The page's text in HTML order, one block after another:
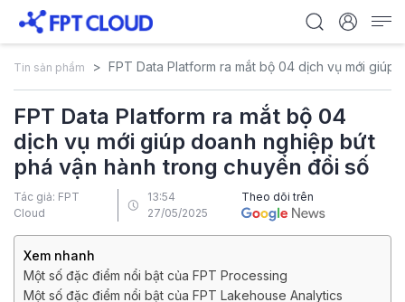
Tin sản phẩm FPT Data Platform ra mắt bộ 04 dịch vụ mới
FPT Data Platform ra mắt bộ 04
dịch vụ mới giúp doanh nghiệp bứt
phá vận hành trong chuyển đổi số
Tác giả: FPT
Cloud
13:54
27/05/2025
Theo dõi trên
Xem nhanh
Một số đặc điểm nổi bật của FPT Processing
Một số đặc điểm nổi bật của FPT Lakehouse Analytics